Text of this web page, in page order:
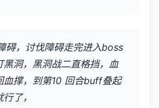
碍，讨伐障碍走完进入boss
黑洞，黑洞战二直格挡，血
血撑，到第10 回合buff叠起
了，